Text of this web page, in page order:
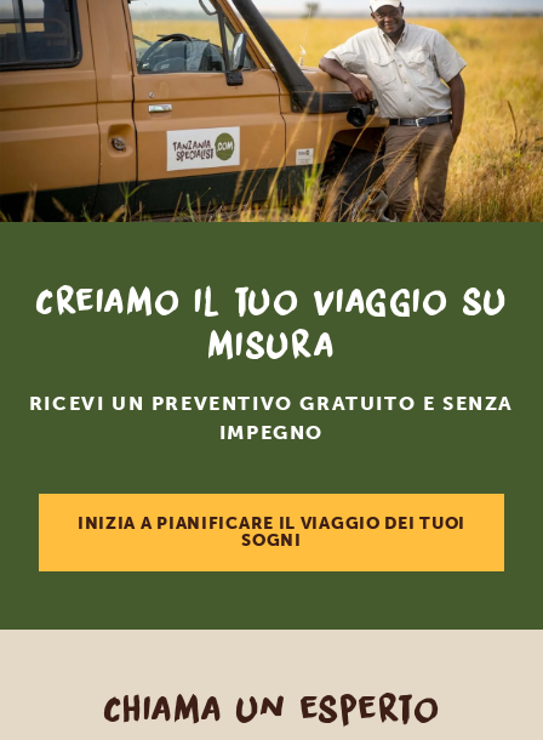
Creiamo il tuo viaggio su
misura
RICEVI UN PREVENTIVO GRATUITO E SENZA
IMPEGNO
INIZIA A PIANIFICARE IL VIAGGIO DEI TUOI
SOGNI
Chiama un esperto